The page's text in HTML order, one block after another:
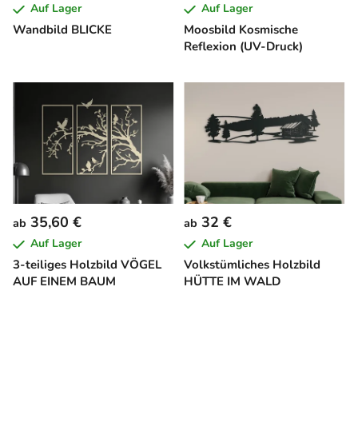
Wandbild BLICKE
Auf Lager
Moosbild Kosmische
Reflexion (UV-Druck)
Auf Lager
3-teiliges Holzbild VÖGEL
AUF EINEM BAUM
ab 35,60 €
Auf Lager
Volkstümliches Holzbild
HÜTTE IM WALD
ab 32 €
Auf Lager